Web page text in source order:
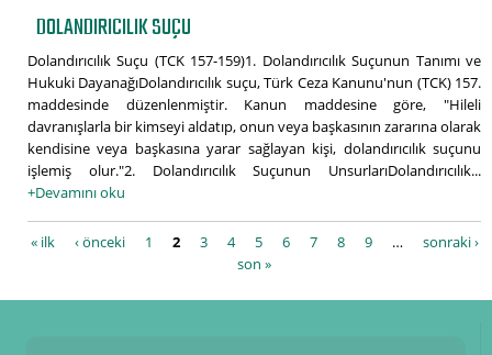
DOLANDIRICILIK SUÇU
Dolandırıcılık Suçu (TCK 157-159)1. Dolandırıcılık Suçunun Tanımı ve
Hukuki DayanağıDolandırıcılık suçu, Türk Ceza Kanunu'nun (TCK) 157.
maddesinde düzenlenmiştir. Kanun maddesine göre, "Hileli
davranışlarla bir kimseyi aldatıp, onun veya başkasının zararına olarak
kendisine veya başkasına yarar sağlayan kişi, dolandırıcılık suçunu
işlemiş olur."2. Dolandırıcılık Suçunun UnsurlarıDolandırıcılık...
+Devamını oku
Sayfalar
« ilk ‹ önceki 1 2 3 4 5 6 7 8 9 …
sonraki ›
son »